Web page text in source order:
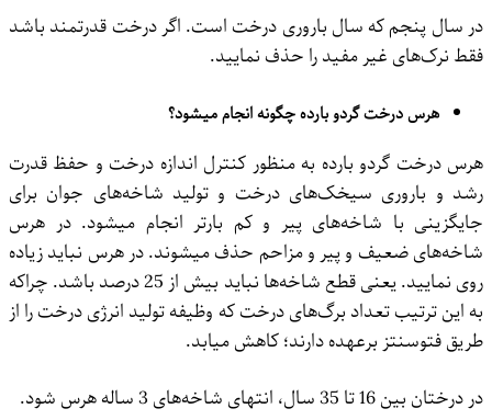
در سال پنجم که سال باروری درخت است. اگر درخت قدرتمند باشد
فقط نرک‌های غیر مفید را حذف نمایید.
هرس درخت گردو بارده چگونه انجام میشود؟
هرس درخت گردو بارده به منظور کنترل اندازه درخت و حفظ قدرت
رشد و باروری سیخک‌های درخت و تولید شاخه‌های جوان برای
جایگزینی با شاخه‌های پیر و کم بارتر انجام میشود. در هرس
شاخه‌های ضعیف و پیر و مزاحم حذف میشوند. در هرس نباید زیاده
روی نمایید. یعنی قطع شاخه‌ها نباید بیش از 25 درصد باشد. چراکه
به این ترتیب تعداد برگ‌های درخت که وظیفه تولید انرژی درخت را از
طریق فتوسنتز برعهده دارند؛ کاهش میابد.
در درختان بین 16 تا 35 سال، انتهای شاخه‌های 3 ساله هرس شود.